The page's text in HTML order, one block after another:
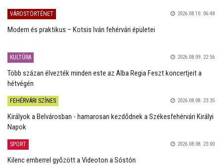
VÁROSTÖRTÉNET 2026.08.10. 06:48
Modern és praktikus – Kotsis Iván fehérvári épületei
KULTÚRA 2026.08.09. 22:56
Több százan élvezték minden este az Alba Regia Feszt koncertjeit a
hétvégén
FEHÉRVÁRI SZÍNES 2026.08.08. 23:35
Királyok a Belvárosban - hamarosan kezdődnek a Székesfehérvári Királyi
Napok
SPORT 2026.08.08. 23:00
Kilenc emberrel győzött a Videoton a Sóstón